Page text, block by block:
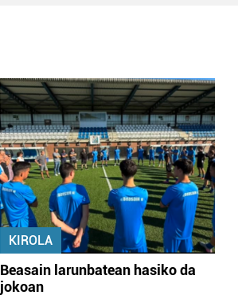
KIROLA
Beasain larunbatean hasiko da
jokoan